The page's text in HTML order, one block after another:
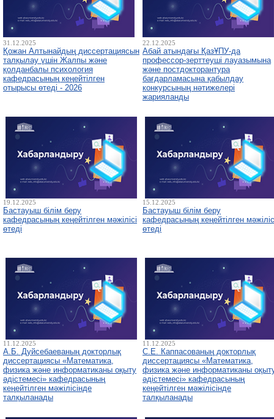
31.12.2025
Қожан Алтынайдың диссертациясын
талқылау үшін Жалпы және
қолданбалы психология
кафедрасының кеңейтілген
отырысы өтеді - 2026
22.12.2025
Абай атындағы ҚазҰПУ-да
профессор-зерттеуші лауазымына
және постдокторантура
бағдарламасына қабылдау
конкурсының нәтижелері
жарияланды
19.12.2025
Бастауыш білім беру
кафедрасының кеңейтілген мәжілісі
өтеді
15.12.2025
Бастауыш білім беру
кафедрасының кеңейтілген
өтеді
11.12.2025
А.Б. Дуйсебаеваның докторлық
диссертациясы «Математика,
физика және информатиканы оқыту
әдістемесі» кафедрасының
кеңейтілген мәжілісінде
талқыланады
11.12.2025
С.Е. Каппасованың докторлық
диссертациясы «Математика,
физика және информатиканы
әдістемесі» кафедрасының
кеңейтілген мәжілісінде
талқыланады